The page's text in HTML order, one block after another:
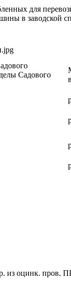
для
в
Садового